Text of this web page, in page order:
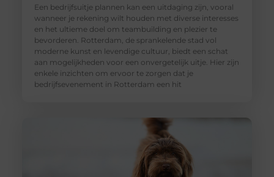
Een bedrijfsuitje plannen kan een uitdaging zijn, vooral
wanneer je rekening wilt houden met diverse interesses
en het ultieme doel om teambuilding en plezier te
bevorderen. Rotterdam, de sprankelende stad vol
moderne kunst en levendige cultuur, biedt een schat
aan mogelijkheden voor een onvergetelijk uitje. Hier zijn
enkele inzichten om ervoor te zorgen dat je
bedrijfsevenement in Rotterdam een hit